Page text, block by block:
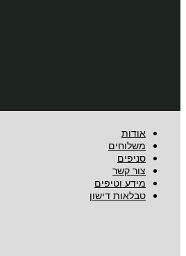
אודות
משלוחים
סניפים
צור קשר
מידע וטיפים
טבלאות דישון